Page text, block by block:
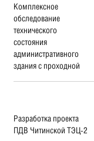
Комплексное
обследование
технического
состояния
административного
здания с проходной
Разработка проекта
ПДВ Читинской ТЭЦ-2